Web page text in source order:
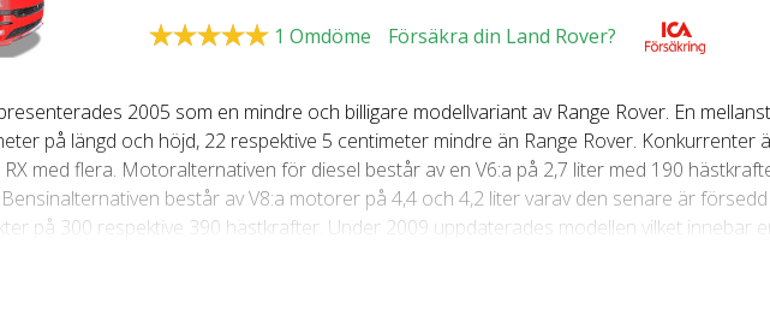
Fritext
,BMW
Mil från Mil till
Län (alla)
Fler val
1 Omdöme Försäkra din Land Rover?
2005 som en mindre och billigare modellvariant av Range Rover. En
på längd och höjd, 22 respektive 5 centimeter mindre än Range Rover. Konkurrenter
med flera. Motoralternativen för diesel består av en V6:a på 2,7 liter med 190
består av V8:a motorer på 4,4 och 4,2 liter varav den senare är
på 300 respektive 390 hästkrafter. Under 2009 uppdaterades modellen vilket innebar